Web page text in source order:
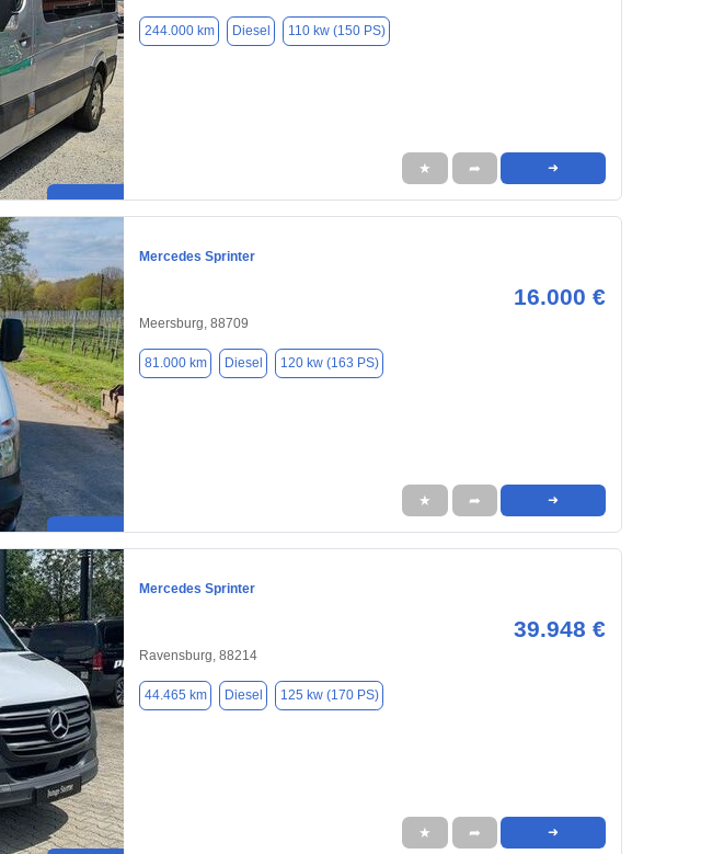
244.000 km Diesel 110 kw (150 PS)
★ ➦ ➜
Mercedes Sprinter
16.000 €
Meersburg, 88709
81.000 km Diesel 120 kw (163 PS)
★ ➦ ➜
Mercedes Sprinter
39.948 €
Ravensburg, 88214
44.465 km Diesel 125 kw (170 PS)
★ ➦ ➜